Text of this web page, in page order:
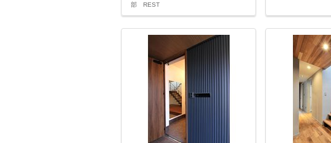
部 REST